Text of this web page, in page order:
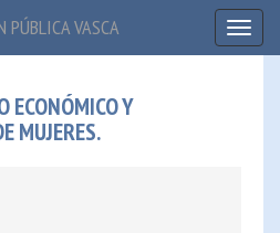
PÚBLICA VASCA
ECONÓMICO Y
MUJERES.